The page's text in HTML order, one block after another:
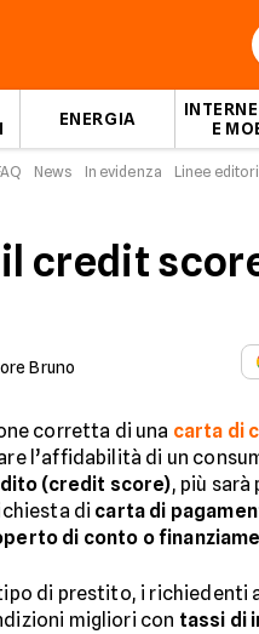
ENERGIA
E
News In evidenza Linee
credit
Bruno
corretta di una carta di
l’affidabilità di un
(credit score), più sarà
di carta di
di conto o
di prestito, i richiedenti
migliori con tassi di